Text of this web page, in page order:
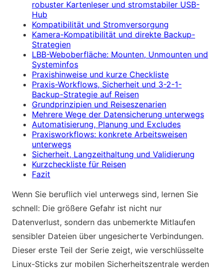
robuster Kartenleser und stromstabiler USB-
Hub
Kompatibilität und Stromversorgung
Kamera-Kompatibilität und direkte Backup-
Strategien
LBB-Weboberfläche: Mounten, Unmounten und
Systeminfos
Praxishinweise und kurze Checkliste
Praxis-Workflows, Sicherheit und 3-2-1-
Backup-Strategie auf Reisen
Grundprinzipien und Reiseszenarien
Mehrere Wege der Datensicherung unterwegs
Automatisierung, Planung und Excludes
Praxisworkflows: konkrete Arbeitsweisen
unterwegs
Sicherheit, Langzeithaltung und Validierung
Kurzcheckliste für Reisen
Fazit
Wenn Sie beruflich viel unterwegs sind, lernen Sie
schnell: Die größere Gefahr ist nicht nur
Datenverlust, sondern das unbemerkte Mitlaufen
sensibler Dateien über ungesicherte Verbindungen.
Dieser erste Teil der Serie zeigt, wie verschlüsselte
Linux‑Sticks zur mobilen Sicherheitszentrale werden